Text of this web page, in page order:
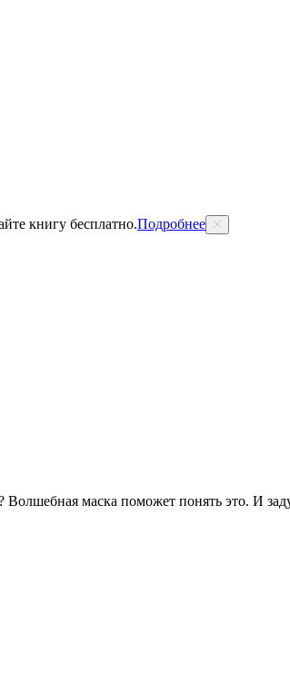
книгу бесплатно.Подробнее
Волшебная маска поможет понять это. И